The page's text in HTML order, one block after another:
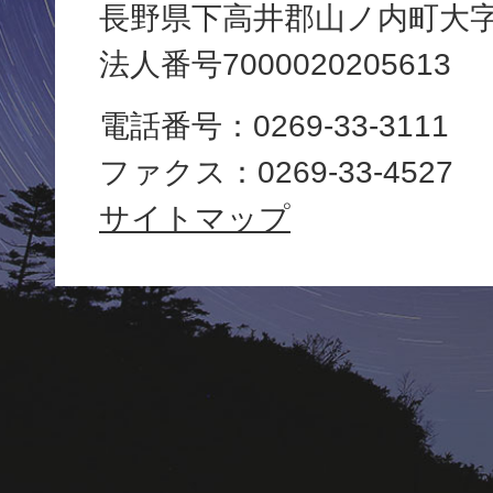
町
役
場
Yamanouchi
Town
長野県下高井郡山ノ内町大
法人番号7000020205613
電話番号：0269-33-3111
ファクス：0269-33-4527
サイトマップ